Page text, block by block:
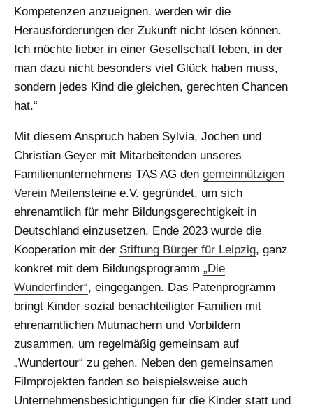
Kompetenzen anzueignen, werden wir die
Herausforderungen der Zukunft nicht lösen können.
Ich möchte lieber in einer Gesellschaft leben, in der
man dazu nicht besonders viel Glück haben muss,
sondern jedes Kind die gleichen, gerechten Chancen
hat.“
Mit diesem Anspruch haben Sylvia, Jochen und
Christian Geyer mit Mitarbeitenden unseres
Familienunternehmens TAS AG den gemeinnützigen
Verein Meilensteine e.V. gegründet, um sich
ehrenamtlich für mehr Bildungsgerechtigkeit in
Deutschland einzusetzen. Ende 2023 wurde die
Kooperation mit der Stiftung Bürger für Leipzig, ganz
konkret mit dem Bildungsprogramm „Die
Wunderfinder“, eingegangen. Das Patenprogramm
bringt Kinder sozial benachteiligter Familien mit
ehrenamtlichen Mutmachern und Vorbildern
zusammen, um regelmäßig gemeinsam auf
„Wundertour“ zu gehen. Neben den gemeinsamen
Filmprojekten fanden so beispielsweise auch
Unternehmensbesichtigungen für die Kinder statt und